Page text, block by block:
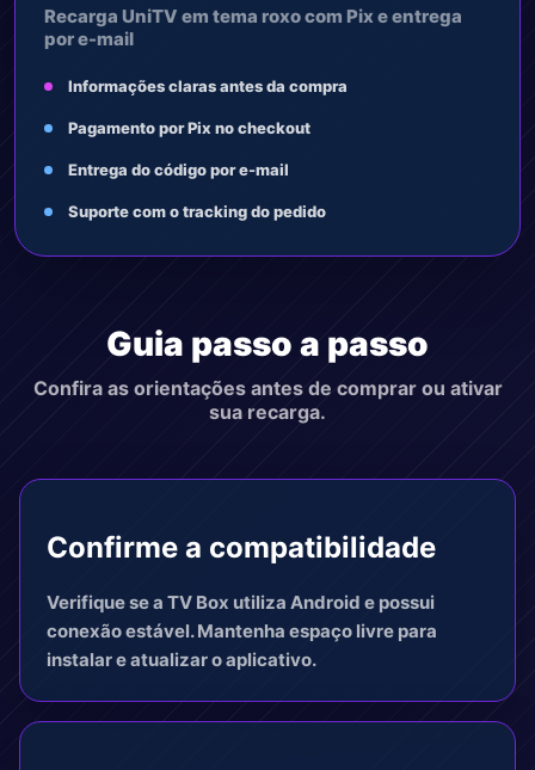
Recarga UniTV em tema roxo com Pix e entrega
por e-mail
Informações claras antes da compra
Pagamento por Pix no checkout
Entrega do código por e-mail
Suporte com o tracking do pedido
Guia passo a passo
Confira as orientações antes de comprar ou ativar
sua recarga.
Confirme a compatibilidade
Verifique se a TV Box utiliza Android e possui
conexão estável. Mantenha espaço livre para
instalar e atualizar o aplicativo.